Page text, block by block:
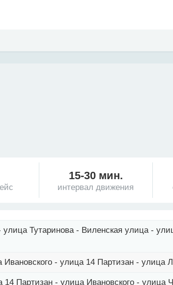
15-30 мин.
интервал движения
улица Тутаринова - Виленская улица -
- улица 14 Партизан - улица
Партизан - улица Ивановского - улица